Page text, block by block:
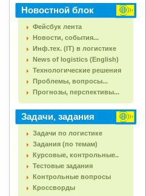
Новостной блок
Фейсбук лента
Новости, события...
Инф.тех. (IT) в логистике
News of logistics (English)
Технологические решения
Проблемы, вопросы...
Прогнозы, перспективы...
Задачи, задания
Задачи по логистике
Задания (по темам)
Курсовые, контрольные..
Тестовые задания
Контрольные вопросы
Кроссворды